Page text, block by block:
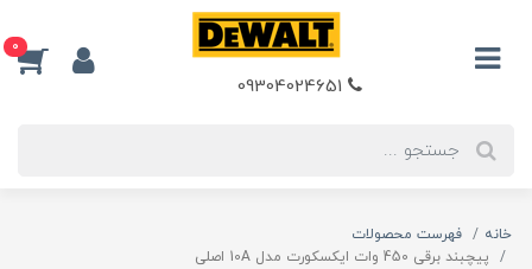
0
خانه
فهرست محصولات
پیچبند برقی 450 وات ایکسکورت مدل 10A اصلی